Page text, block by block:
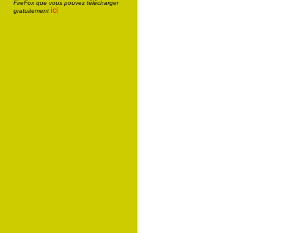
FireFox que vous pouvez télécharger
gratuitement ici